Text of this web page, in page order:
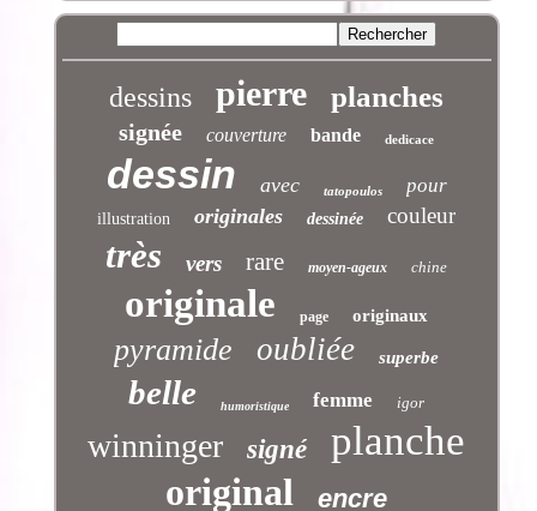
dessins pierre planches
signée couverture bande dedicace
dessin avec tatopoulos pour
illustration originales dessinée couleur
très vers rare moyen-ageux chine
originale page originaux
pyramide oubliée superbe
belle humoristique femme igor
winninger signé planche
original encre